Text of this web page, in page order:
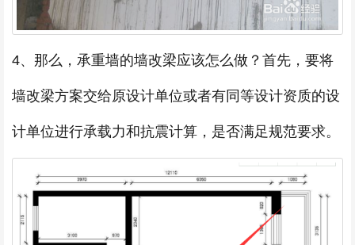
4、那么，承重墙的墙改梁应该怎么做？首先，要将
墙改梁方案交给原设计单位或者有同等设计资质的设
计单位进行承载力和抗震计算，是否满足规范要求。